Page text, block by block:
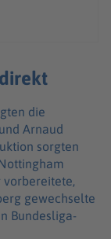
die
Arnaud
sorgten
vorbereitete,
gewechselte
Bundesliga-